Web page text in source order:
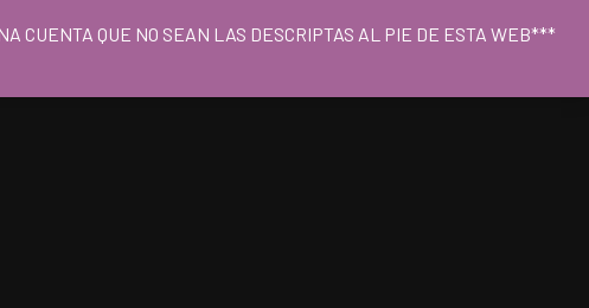
CUENTA QUE NO SEAN LAS DESCRIPTAS AL PIE DE ESTA WEB***